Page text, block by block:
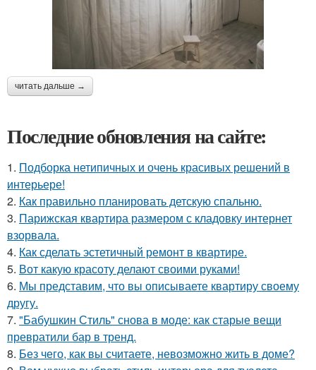
читать дальше →
Последние обновления на сайте:
1. Подборка нетипичных и очень красивых решений в
интерьере!
2. Как правильно планировать детскую спальню.
3. Парижская квартира размером с кладовку интернет
взорвала.
4. Как сделать эстетичный ремонт в квартире.
5. Вот какую красоту делают своими руками!
6. Мы представим, что вы описываете квартиру своему
другу.
7. "Бабушкин Стиль" снова в моде: как старые вещи
превратили бар в тренд.
8. Без чего, как вы считаете, невозможно жить в доме?